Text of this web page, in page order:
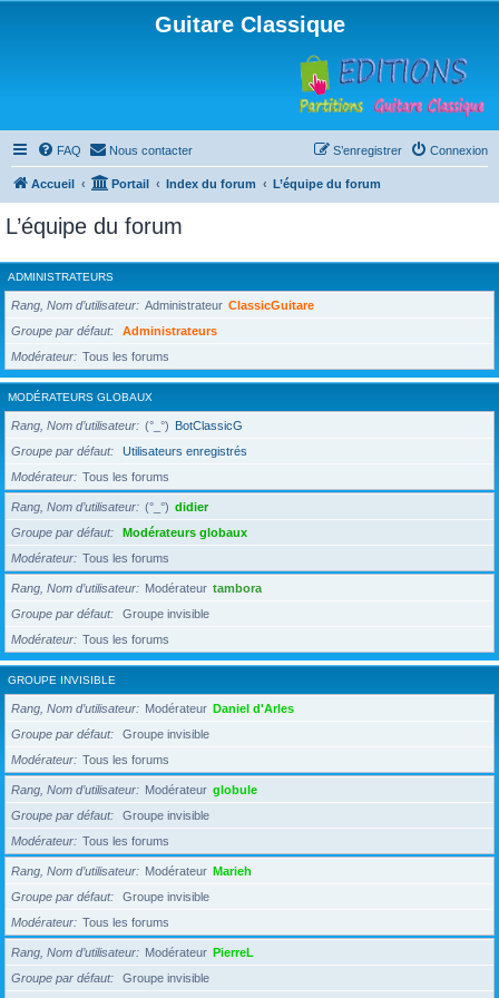
Guitare Classique
FAQ Nous contacter Connexion
S’enregistrer
Accueil Portail Index du forum L’équipe du forum
L’équipe du forum
ADMINISTRATEURS
Rang, Nom d’utilisateur Administrateur ClassicGuitare
Groupe par défaut
Administrateurs
Modérateur
Tous les forums
MODÉRATEURS GLOBAUX
Rang, Nom d’utilisateur (°_°) BotClassicG
Groupe par défaut
Utilisateurs enregistrés
Modérateur
Tous les forums
Rang, Nom d’utilisateur (°_°) didier
Groupe par défaut
Modérateurs globaux
Modérateur
Tous les forums
Rang, Nom d’utilisateur Modérateur tambora
Groupe par défaut
Groupe invisible
Modérateur
Tous les forums
GROUPE INVISIBLE
Rang, Nom d’utilisateur Modérateur Daniel d'Arles
Groupe par défaut
Groupe invisible
Modérateur
Tous les forums
Rang, Nom d’utilisateur Modérateur globule
Groupe par défaut
Groupe invisible
Modérateur
Tous les forums
Rang, Nom d’utilisateur Modérateur Marieh
Groupe par défaut
Groupe invisible
Modérateur
Tous les forums
Rang, Nom d’utilisateur Modérateur PierreL
Groupe par défaut
Groupe invisible